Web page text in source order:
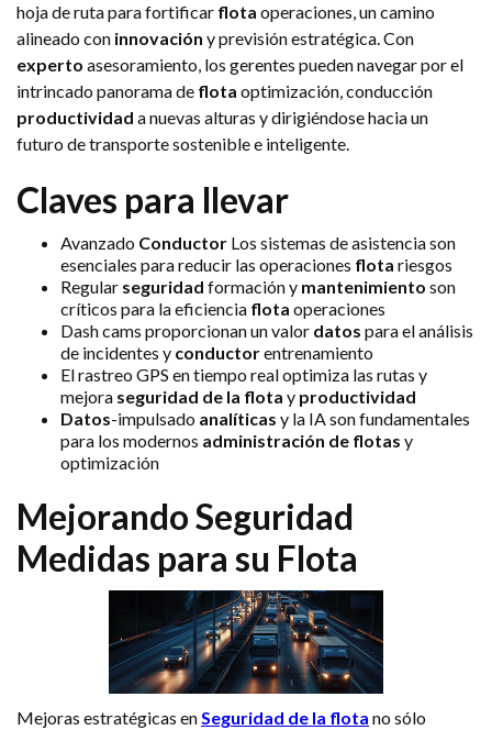
hoja de ruta para fortificar flota operaciones, un camino
alineado con innovación y previsión estratégica. Con
experto asesoramiento, los gerentes pueden navegar por el
intrincado panorama de flota optimización, conducción
productividad a nuevas alturas y dirigiéndose hacia un
futuro de transporte sostenible e inteligente.
Claves para llevar
Avanzado Conductor Los sistemas de asistencia son
esenciales para reducir las operaciones flota riesgos
Regular seguridad formación y mantenimiento son
críticos para la eficiencia flota operaciones
Dash cams proporcionan un valor datos para el análisis
de incidentes y conductorentrenamiento
El rastreo GPS en tiempo real optimiza las rutas y
mejora seguridad de la flota y productividad
Datos-impulsado analíticas y la IA son fundamentales
para los modernos administración de flotas y
optimización
MejorandoSeguridad
Medidas para su Flota
Mejoras estratégicas enSeguridad de la flota no sólo